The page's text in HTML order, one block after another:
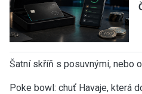
Šatní skříň s posuvnými, nebo
Poke bowl: chuť Havaje, která